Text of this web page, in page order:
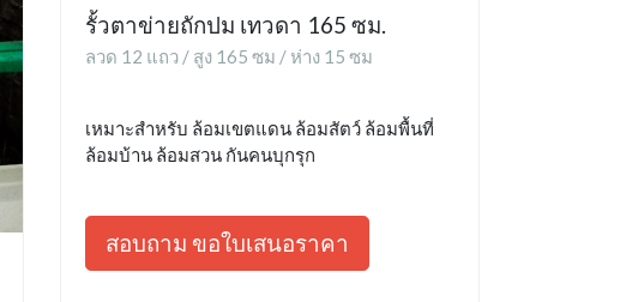
รั้วตาข่ายถักปม เทวดา 165 ซม.
ลวด 12 แถว / สูง 165 ซม / ห่าง 15 ซม
เหมาะสำหรับ ล้อมเขตแดน ล้อมสัตว์ ล้อมพื้นที่
ล้อมบ้าน ล้อมสวน กันคนบุกรุก
สอบถาม ขอใบเสนอราคา